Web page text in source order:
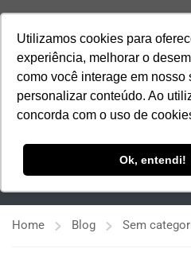
Utilizamos cookies para
experiência, melhorar o
como você interage em nosso
personalizar conteúdo. Ao
concorda com o uso de
Ok, entendi!
SEM
Home Blog Sem